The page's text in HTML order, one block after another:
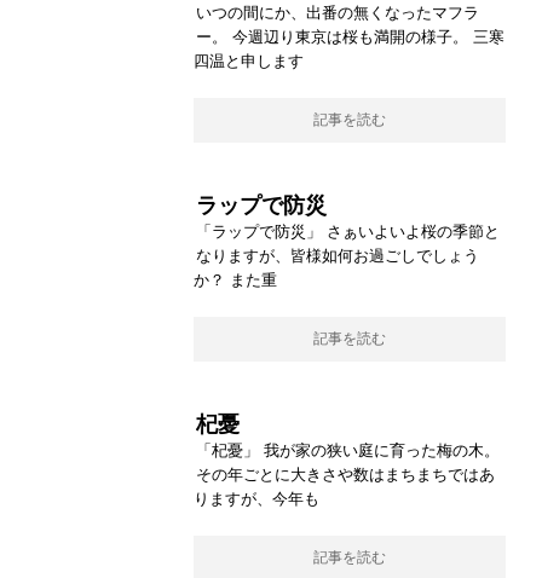
いつの間にか、出番の無くなったマフラ
ー。 今週辺り東京は桜も満開の様子。 三寒
四温と申します
記事を読む
ラップで防災
「ラップで防災」 さぁいよいよ桜の季節と
なりますが、皆様如何お過ごしでしょう
か？ また重
記事を読む
杞憂
「杞憂」 我が家の狭い庭に育った梅の木。
その年ごとに大きさや数はまちまちではあ
りますが、今年も
記事を読む